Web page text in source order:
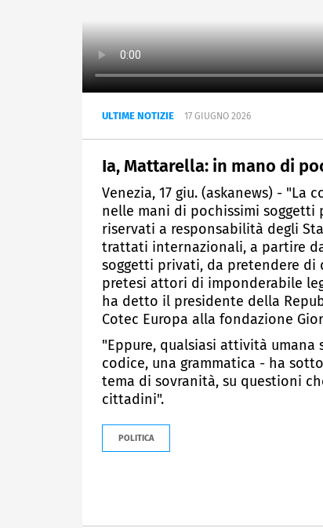
ULTIME NOTIZIE 17 GIUGNO 2026
Ia, Mattarella: in mano di
Venezia, 17 giu. (askanews) -
nelle mani di pochissimi
riservati a responsabilità degli
trattati internazionali, a partire
soggetti privati, da pretendere di
pretesi attori di imponderabile
ha detto il presidente della
Cotec Europa alla fondazione
"Eppure, qualsiasi attività
codice, una grammatica - ha
tema di sovranità, su questioni
cittadini".
POLITICA